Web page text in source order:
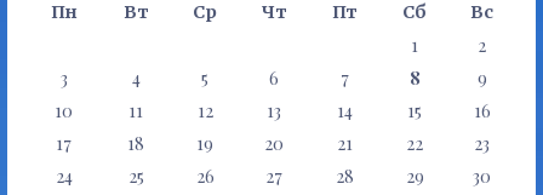
Пн Вт Ср Чт Пт Сб Вс
1
2
3
4 5 6 7 8
9
10
11 12 13 14 15
16
17
18 19 20 21 22
23
24
25 26 27 28 29
30